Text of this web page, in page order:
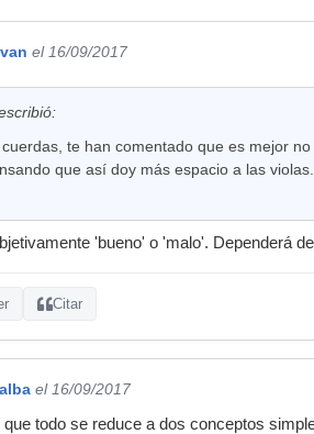
el 16/09/2017
te han comentado que es mejor
que así doy más espacio a las violas.
'bueno' o 'malo'. Dependerá
Citar
el 16/09/2017
que todo se reduce a dos conceptos